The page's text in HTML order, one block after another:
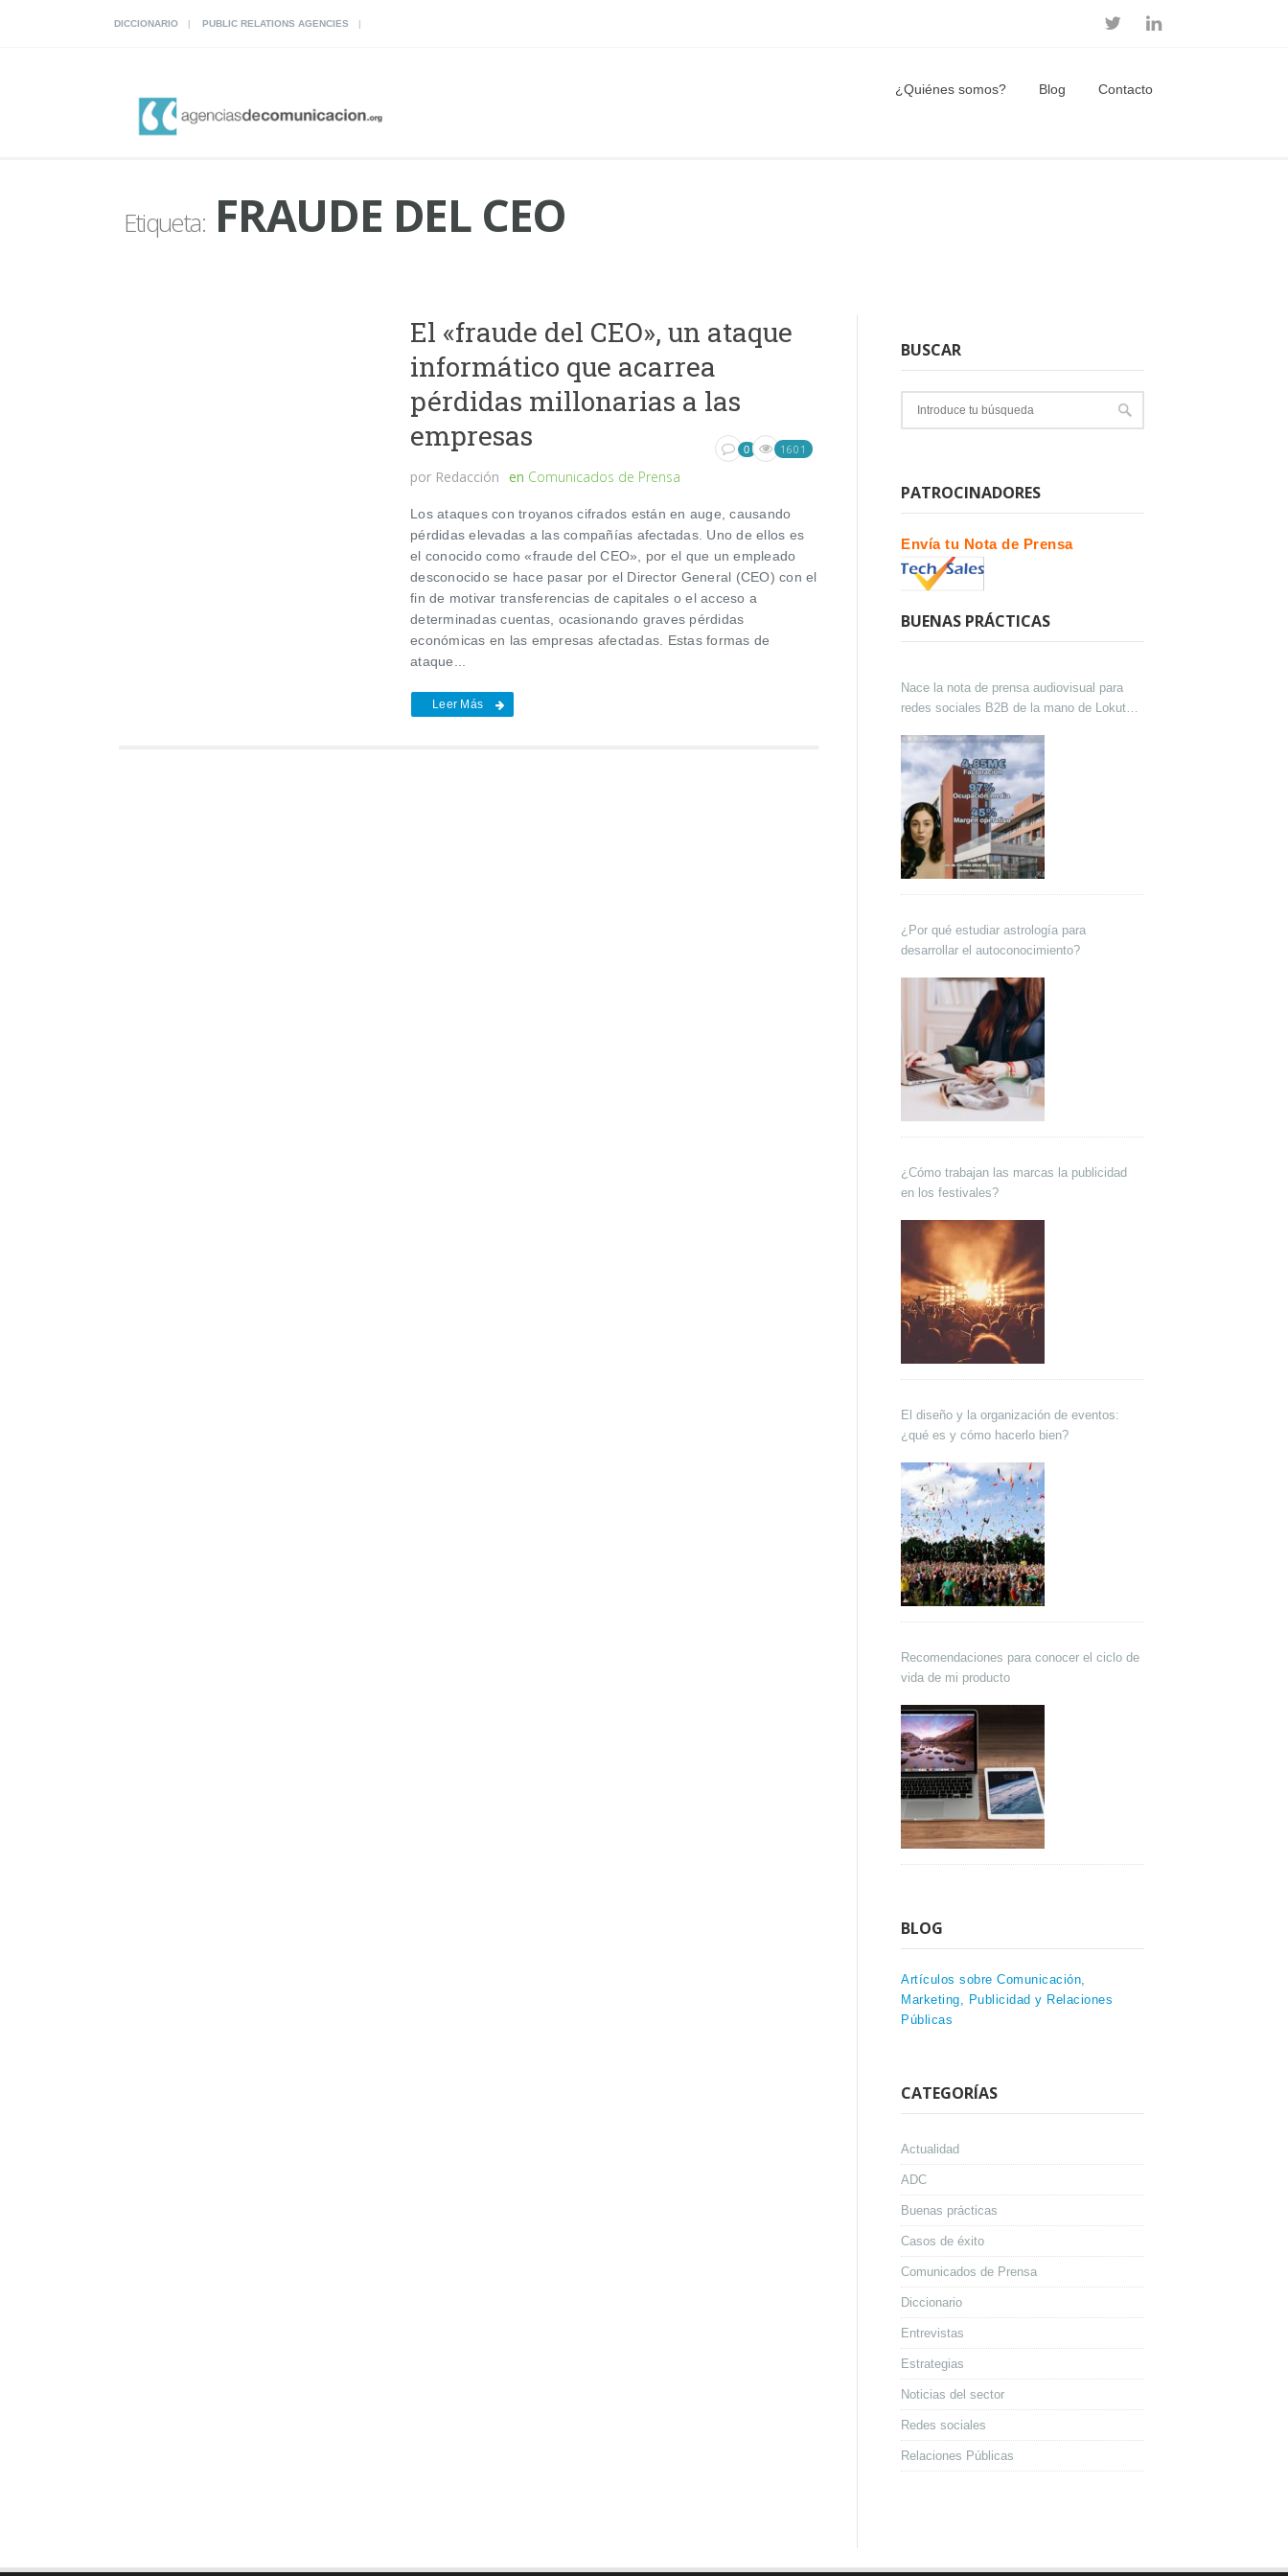
DICCIONARIO PUBLIC RELATIONS AGENCIES
¿Quiénes somos? Blog Contacto
Etiqueta:FRAUDE DEL CEO
El «fraude del CEO», un ataque
informático que acarrea
pérdidas millonarias a las
empresas
por Redacción en Comunicados de Prensa
0 1601
Los ataques con troyanos cifrados están en auge, causando
pérdidas elevadas a las compañías afectadas. Uno de ellos es
el conocido como «fraude del CEO», por el que un empleado
desconocido se hace pasar por el Director General (CEO) con el
fin de motivar transferencias de capitales o el acceso a
determinadas cuentas, ocasionando graves pérdidas
económicas en las empresas afectadas. Estas formas de
ataque...
Leer Más
BUSCAR
PATROCINADORES
Envía tu Nota de Prensa
BUENAS PRÁCTICAS
Nace la nota de prensa audiovisual para
redes sociales B2B de la mano de Lokutor
¿Por qué estudiar astrología para
desarrollar el autoconocimiento?
¿Cómo trabajan las marcas la publicidad
en los festivales?
El diseño y la organización de eventos:
¿qué es y cómo hacerlo bien?
Recomendaciones para conocer el ciclo de
vida de mi producto
BLOG
Artículos sobre Comunicación,
Marketing, Publicidad y Relaciones
Públicas
CATEGORÍAS
Actualidad
ADC
Buenas prácticas
Casos de éxito
Comunicados de Prensa
Diccionario
Entrevistas
Estrategias
Noticias del sector
Redes sociales
Relaciones Públicas